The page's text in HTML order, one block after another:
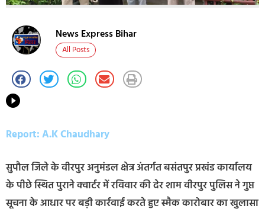
News Express Bihar
All Posts
Report: A.K Chaudhary
सुपौल जिले के वीरपुर अनुमंडल क्षेत्र अंतर्गत बसंतपुर प्रखंड कार्यालय
के पीछे स्थित पुराने क्वार्टर में रविवार की देर शाम वीरपुर पुलिस ने गुप्त
सूचना के आधार पर बड़ी कार्रवाई करते हुए स्मैक कारोबार का खुलासा